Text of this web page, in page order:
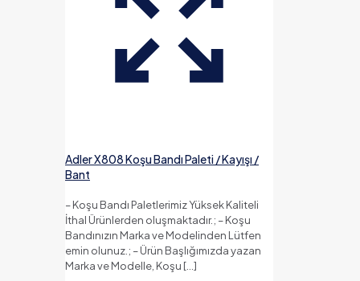
Adler X808 Koşu Bandı Paleti / Kayışı /
Bant
– Koşu Bandı Paletlerimiz Yüksek Kaliteli
İthal Ürünlerden oluşmaktadır.; – Koşu
Bandınızın Marka ve Modelinden Lütfen
emin olunuz.; – Ürün Başlığımızda yazan
Marka ve Modelle, Koşu […]